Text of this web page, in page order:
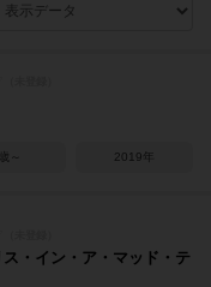
～ 2019年
・イン・ア・マッド・テ